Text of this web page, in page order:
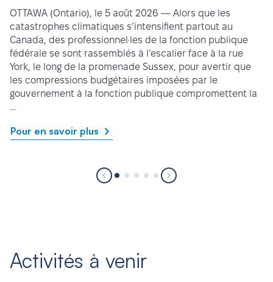
OTTAWA (Ontario), le 5 août 2026 — Alors que les
catastrophes climatiques s’intensifient partout au
Canada, des professionnel·les de la fonction publique
fédérale se sont rassemblés à l’escalier face à la rue
York, le long de la promenade Sussex, pour avertir que
les compressions budgétaires imposées par le
gouvernement à la fonction publique compromettent la
…
Pour en savoir plus
Activités à venir